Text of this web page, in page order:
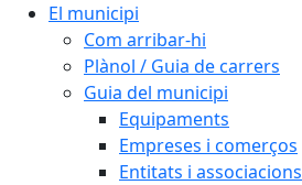
El municipi
Com arribar-hi
Plànol / Guia de carrers
Guia del municipi
Equipaments
Empreses i comerços
Entitats i associacions